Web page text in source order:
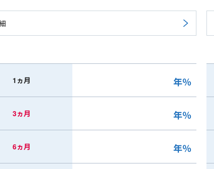
1ヵ月 年％
3ヵ月 年％
6ヵ月 年％